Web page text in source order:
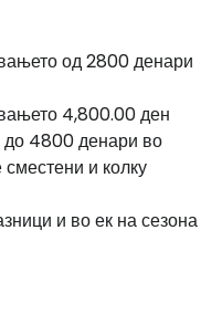
од 2800 денари
4,800.00 ден
4800 денари во
и колку
и во ек на сезона